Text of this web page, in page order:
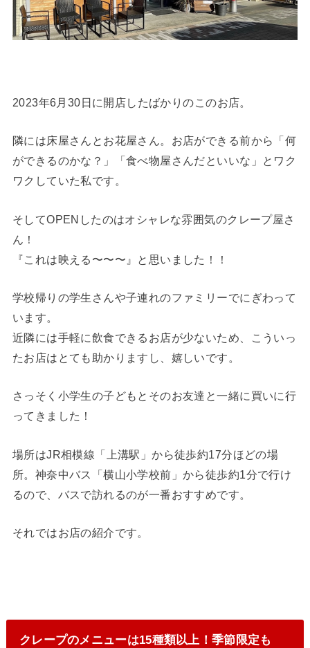
2023年6月30日に開店したばかりのこのお店。
隣には床屋さんとお花屋さん。お店ができる前から「何
ができるのかな？」「食べ物屋さんだといいな」とワク
ワクしていた私です。
そしてOPENしたのはオシャレな雰囲気のクレープ屋さ
ん！
『これは映える〜〜〜』と思いました！！
学校帰りの学生さんや子連れのファミリーでにぎわって
います。
近隣には手軽に飲食できるお店が少ないため、こういっ
たお店はとても助かりますし、嬉しいです。
さっそく小学生の子どもとそのお友達と一緒に買いに行
ってきました！
場所はJR相模線「上溝駅」から徒歩約17分ほどの場
所。神奈中バス「横山小学校前」から徒歩約1分で行け
るので、バスで訪れるのが一番おすすめです。
それではお店の紹介です。
クレープのメニューは15種類以上！季節限定も